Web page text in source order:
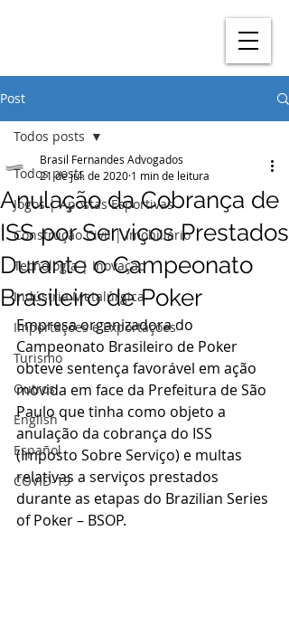
Post
Todos posts
Jogos | Apostas Esportivas
Construção Civil | Imobiliário
Tecnologia | Inovação
Indústria Metalúrgica
Importações e Exportações
Turismo
Outros
English
Español
COVID-19
Todos posts
Anulação da Cobrança de
ISS por Serviços Prestados
Durante o Campeonato
Brasileiro de Poker
Brasil Fernandes Advogados
21 de jul. de 2020 1 min de leitura
Empresa organizadora do
Campeonato Brasileiro de Poker
obteve sentença favorável em ação
movida em face da Prefeitura de São
Paulo que tinha como objeto a
anulação da cobrança do ISS
(Imposto Sobre Serviço) e multas
relativas a serviços prestados
durante as etapas do Brazilian Series
of Poker – BSOP.